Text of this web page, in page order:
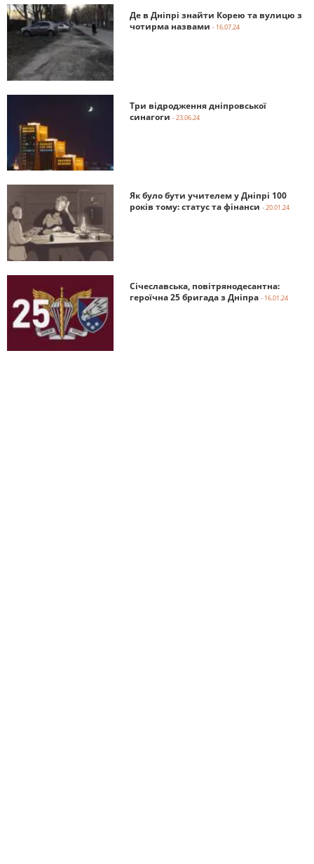
Де в Дніпрі знайти Корею та вулицю з
чотирма назвами - 16.07.24
Три відродження дніпровської
синагоги - 23.06.24
Як було бути учителем у Дніпрі 100
років тому: статус та фінанси - 20.01.24
Січеславська, повітрянодесантна:
героїчна 25 бригада з Дніпра - 16.01.24